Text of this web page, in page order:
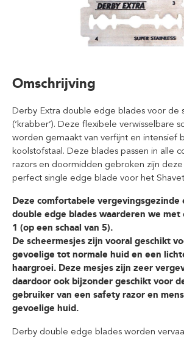
Omschrijving
Derby Extra double edge blades voor de
(‘krabber’). Deze flexibele verwisselbare
worden gemaakt van verfijnt en intensief
koolstofstaal. Deze blades passen in alle
razors en doormidden gebroken zijn
perfect single edge blade voor het
Deze comfortabele vergevingsgezinde
double edge blades waarderen we met
1 (op een schaal van 5).
De scheermesjes zijn vooral geschikt
gevoelige tot normale huid en een
haargroei. Deze mesjes zijn zeer
daardoor ook bijzonder geschikt voor
gebruiker van een safety razor en
gevoelige huid.
Derby double edge blades worden